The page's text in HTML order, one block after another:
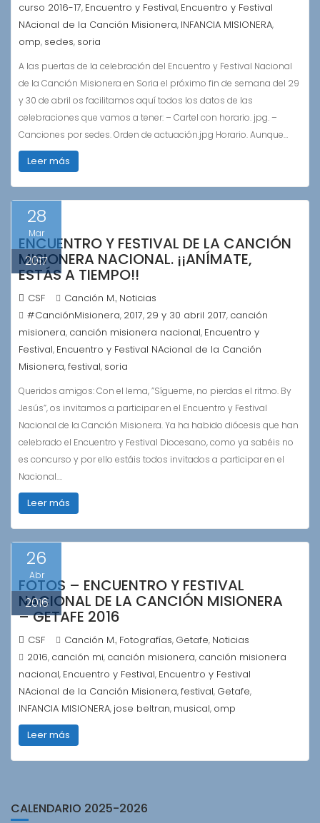
curso 2016-17, Encuentro y Festival, Encuentro y Festival
NAcional de la Canción Misionera, INFANCIA MISIONERA,
omp, sedes, soria
A las puertas de la celebración del Encuentro y Festival Nacional
de la Canción Misionera en Soria el próximo fin de semana del 29
y 30 de abril os facilitamos aquí todos los datos de las
celebraciones que vamos a tener: – Cartel con horario. jpg. –
Canciones por sedes. Orden de actuación.jpg Horario. Aunque…
Leer más
28
Mar
2017
ENCUENTRO Y FESTIVAL DE LA CANCIÓN
MISIONERA NACIONAL. ¡¡ANÍMATE,
ESTÁS A TIEMPO!!
CSF Canción M., Noticias
#CanciónMisionera, 2017, 29 y 30 abril 2017, canción
misionera, canción misionera nacional, Encuentro y
Festival, Encuentro y Festival NAcional de la Canción
Misionera,festival, soria
Queridos amigos: Con el lema, ”Sígueme, no pierdas el ritmo. By
Jesús”, os invitamos a participar en el Encuentro y Festival
Nacional de la Canción Misionera. Ya ha habido diócesis que han
celebrado el Encuentro y Festival Diocesano, como ya sabéis no
es concurso y por ello estáis todos invitados a participar en el
Nacional.…
Leer más
26
Abr
2016
FOTOS – ENCUENTRO Y FESTIVAL
NACIONAL DE LA CANCIÓN MISIONERA
– GETAFE 2016
CSF Canción M., Fotografías, Getafe, Noticias
2016, canción mi, canción misionera, canción misionera
nacional, Encuentro y Festival, Encuentro y Festival
NAcional de la Canción Misionera,festival, Getafe,
INFANCIA MISIONERA, jose beltran, musical, omp
Leer más
CALENDARIO 2025-2026